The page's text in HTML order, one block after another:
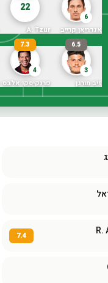
6
אנדריאן קרייב
22
A. Tzur
3
6.5
זיב מורגן
4
7.3
פרנקיסקו אלבס
R.
7.4